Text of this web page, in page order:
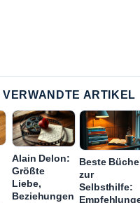
VERWANDTE ARTIKEL
Alain Delon:
Größte
Liebe,
Beziehungen
Beste
zur
Selbsthilfe: